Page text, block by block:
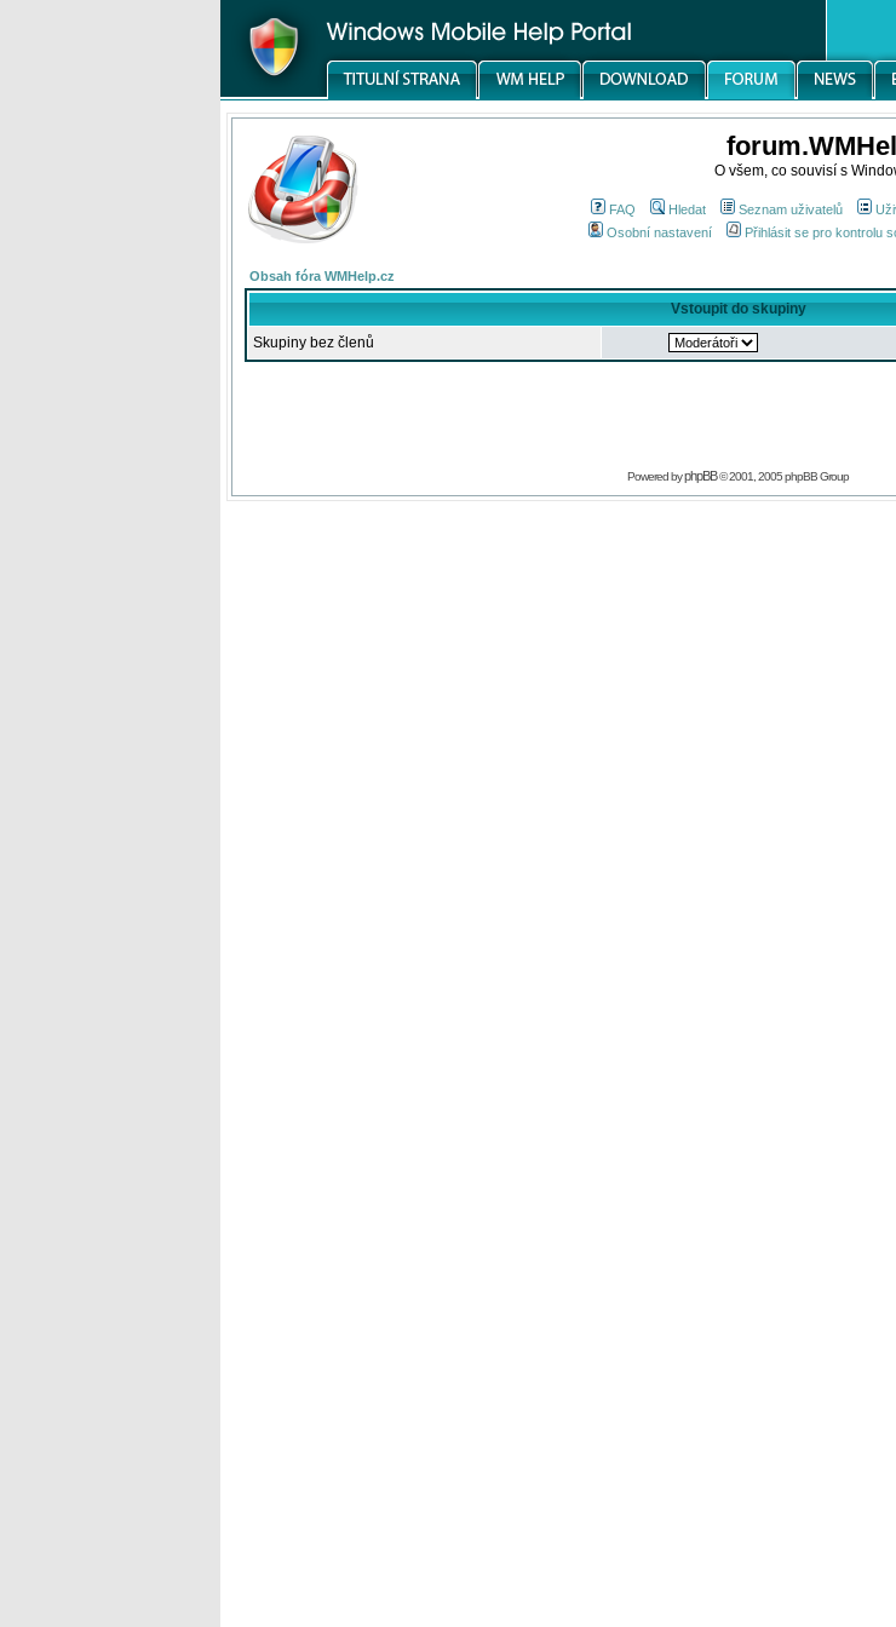
O všem, co souvisí s
FAQ Hledat Seznam uživatelů
Osobní nastavení
Přihlásit se pro kontrolu
Obsah fóra WMHelp.cz
Vstoupit do skupiny
Skupiny bez členů
Powered byphpBB© 2001, 2005 phpBB Group